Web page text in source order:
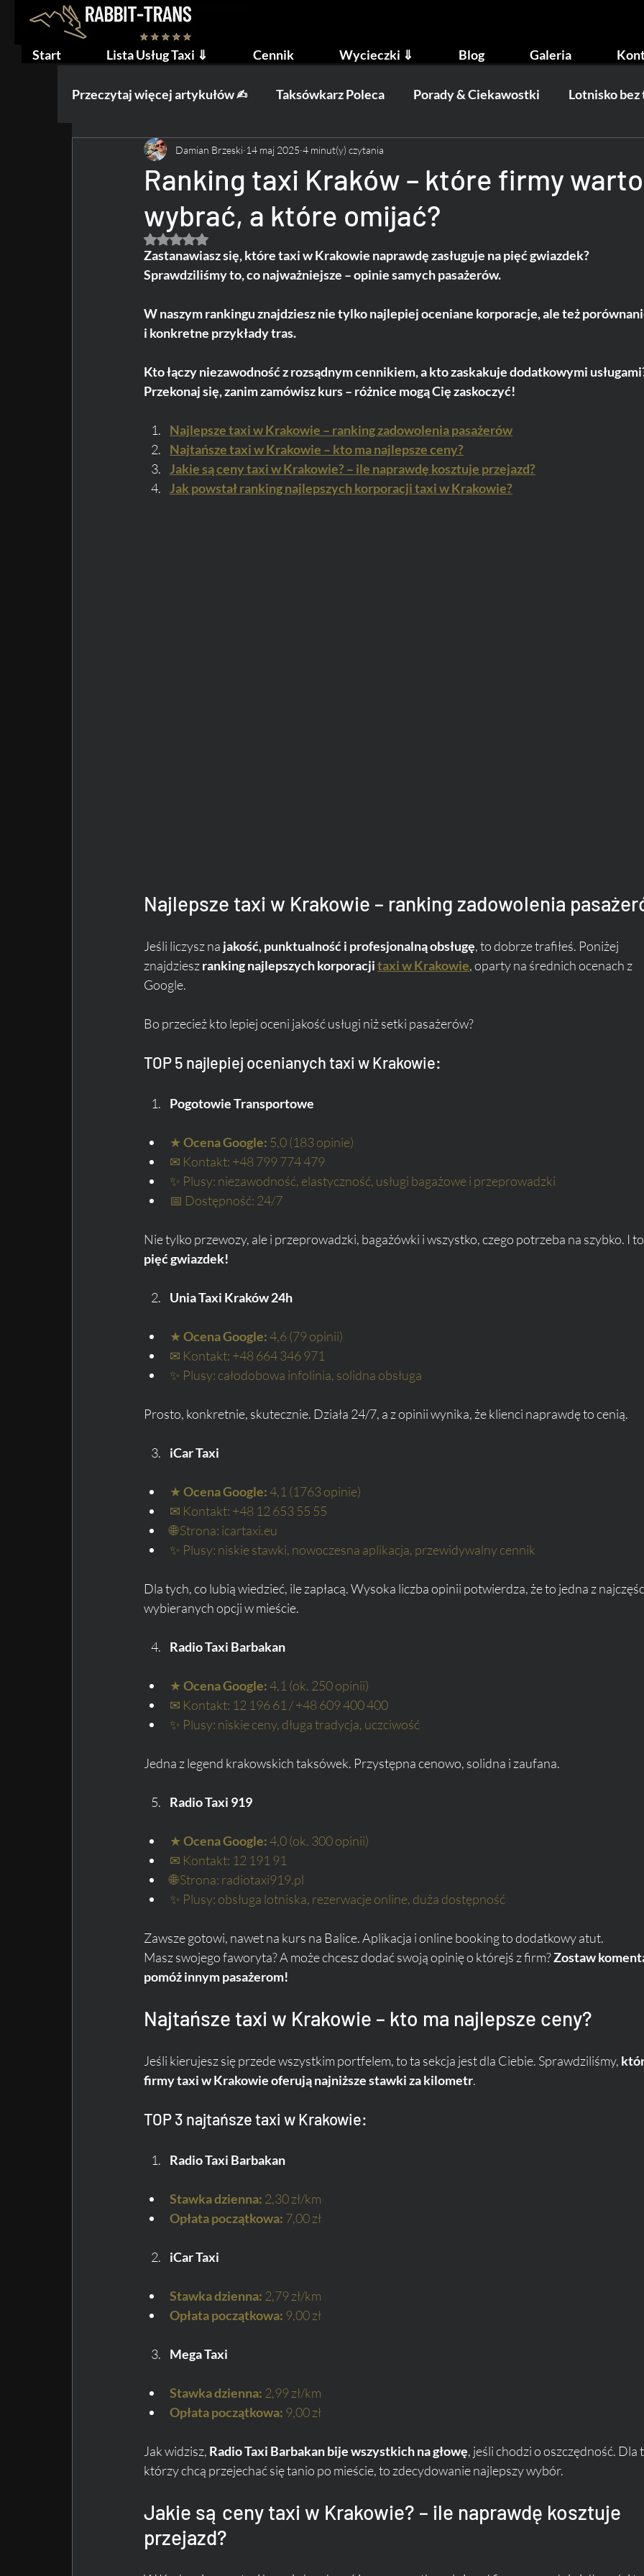
Start Lista Usług Taxi ⇓ Cennik Wycieczki ⇓ Blog Galeria
Przeczytaj więcej artykułów ✍︎ Taksówkarz Poleca Porady & Ciekawostki Lotnisko
Praca na Taxi Ślub i Wesele Wydarzenia
Ranking taxi Kraków – które firmy warto
wybrać, a które omijać?
Damian Brzeski 14 maj 2025 4 minut(y) czytania
Oceniono na NaN z 5 gwiazdek.
Zastanawiasz się, które taxi w Krakowie naprawdę zasługuje na pięć gwiazdek?
Sprawdziliśmy to, co najważniejsze – opinie samych pasażerów.
W naszym rankingu znajdziesz nie tylko najlepiej oceniane korporacje, ale też
i konkretne przykłady tras.
Kto łączy niezawodność z rozsądnym cennikiem, a kto zaskakuje dodatkowymi
Przekonaj się, zanim zamówisz kurs – różnice mogą Cię zaskoczyć!
Najlepsze taxi w Krakowie – ranking zadowolenia pasażerów
Najtańsze taxi w Krakowie – kto ma najlepsze ceny?
Jakie są ceny taxi w Krakowie? – ile naprawdę kosztuje przejazd?
Jak powstał ranking najlepszych korporacji taxi w Krakowie?
Najlepsze taxi w Krakowie – ranking zadowolenia
Jeśli liczysz na jakość, punktualność i profesjonalną obsługę, to dobrze trafiłeś. Poniżej
znajdziesz ranking najlepszych korporacji taxi w Krakowie, oparty na średnich ocenach z
Google.
Bo przecież kto lepiej oceni jakość usługi niż setki pasażerów?
TOP 5 najlepiej ocenianych taxi w Krakowie:
Pogotowie Transportowe
★ Ocena Google: 5,0 (183 opinie)
✉ Kontakt: +48 799 774 479
✨ Plusy: niezawodność, elastyczność, usługi bagażowe i przeprowadzki
📅 Dostępność: 24/7
Nie tylko przewozy, ale i przeprowadzki, bagażówki i wszystko, czego potrzeba na szybko. I
pięć gwiazdek!
Unia Taxi Kraków 24h
★ Ocena Google: 4,6 (79 opinii)
✉ Kontakt: +48 664 346 971
✨ Plusy: całodobowa infolinia, solidna obsługa
Prosto, konkretnie, skutecznie. Działa 24/7, a z opinii wynika, że klienci naprawdę to cenią.
iCar Taxi
★ Ocena Google: 4,1 (1763 opinie)
✉ Kontakt: +48 12 653 55 55
🌐 Strona: icartaxi.eu
✨ Plusy: niskie stawki, nowoczesna aplikacja, przewidywalny cennik
Dla tych, co lubią wiedzieć, ile zapłacą. Wysoka liczba opinii potwierdza, że to jedna z
wybieranych opcji w mieście.
Radio Taxi Barbakan
★ Ocena Google: 4,1 (ok. 250 opinii)
✉ Kontakt: 12 196 61 / +48 609 400 400
✨ Plusy: niskie ceny, długa tradycja, uczciwość
Jedna z legend krakowskich taksówek. Przystępna cenowo, solidna i zaufana.
Radio Taxi 919
★ Ocena Google: 4,0 (ok. 300 opinii)
✉ Kontakt: 12 191 91
🌐 Strona: radiotaxi919.pl
✨ Plusy: obsługa lotniska, rezerwacje online, duża dostępność
Zawsze gotowi, nawet na kurs na Balice. Aplikacja i online booking to dodatkowy atut.
Masz swojego faworyta? A może chcesz dodać swoją opinię o którejś z firm? Zostaw
pomóż innym pasażerom!
Najtańsze taxi w Krakowie – kto ma najlepsze ceny?
Jeśli kierujesz się przede wszystkim portfelem, to ta sekcja jest dla Ciebie. Sprawdziliśmy,
firmy taxi w Krakowie oferują najniższe stawki za kilometr.
TOP 3 najtańsze taxi w Krakowie:
Radio Taxi Barbakan
Stawka dzienna: 2,30 zł/km
Opłata początkowa: 7,00 zł
iCar Taxi
Stawka dzienna: 2,79 zł/km
Opłata początkowa: 9,00 zł
Mega Taxi
Stawka dzienna: 2,99 zł/km
Opłata początkowa: 9,00 zł
Jak widzisz, Radio Taxi Barbakan bije wszystkich na głowę, jeśli chodzi o oszczędność. Dla
którzy chcą przejechać się tanio po mieście, to zdecydowanie najlepszy wybór.
Jakie są ceny taxi w Krakowie? – ile naprawdę kosztuje
przejazd?